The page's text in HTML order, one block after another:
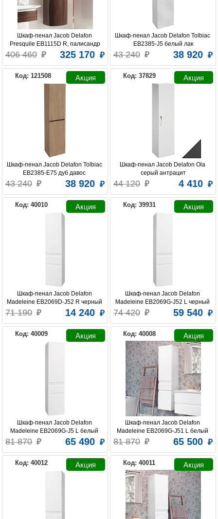
Шкаф-пенал Jacob Delafon
Presquile EB1115D R, палисандр
406 460 325 170
Шкаф-пенал Jacob Delafon Tolbiac
EB2385-J5 белый лак
43 240 38 920
Код: 121508
Шкаф-пенал Jacob Delafon Tolbiac
EB2385-E75 дуб давос
натуральный
43 240 38 920
Код: 37829
Шкаф-пенал Jacob Delafon Ola
серый антрацит
44 120 4 410
Код: 40010
Шкаф-пенал Jacob Delafon
Madeleine EB2069D-J52 R черный
блестящий
71 190 14 240
Код: 39931
Шкаф-пенал Jacob Delafon
Madeleine EB2069G-J52 L черный
блестящий
74 420 59 540
Код: 40009
Шкаф-пенал Jacob Delafon
Madeleine EB2069G-J5 L белый
блестящий
81 870 65 490
Код: 40008
Шкаф-пенал Jacob Delafon
Madeleine EB2069G-J51 L белый
матовый
81 870 65 500
Код: 40012 Код: 40011